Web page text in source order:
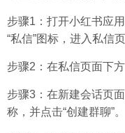
步骤1：打开小红书应
“私信”图标，进入私信页
步骤2：在私信页面下
步骤3：在新建会话页
称，并点击“创建群聊”。